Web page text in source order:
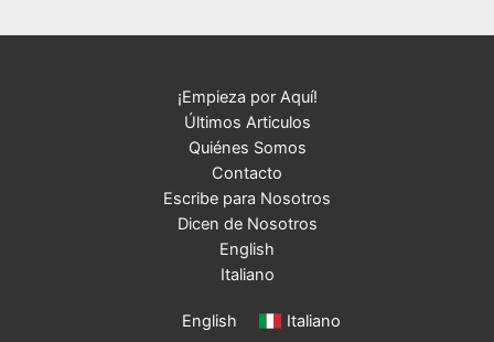
¡Empieza por Aquí!
Últimos Articulos
Quiénes Somos
Contacto
Escribe para Nosotros
Dicen de Nosotros
English
Italiano
English Italiano